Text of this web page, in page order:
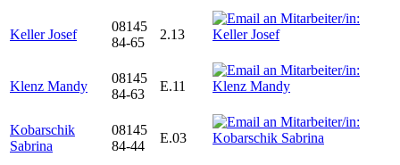
Keller Josef
08145
84-65
2.13
Klenz Mandy
08145
84-63
E.11
Kobarschik
Sabrina
08145
84-44
E.03